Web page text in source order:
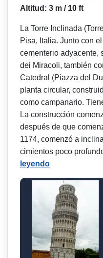
Altitud: 3 m / 10 ft
La Torre Inclinada
Pisa, Italia. Junto con
cementerio adyacente,
dei Miracoli, también
Catedral (Piazza del
planta circular,
como campanario.
La construcción
después de que
1174, comenzó a
cimientos poco
leyendo